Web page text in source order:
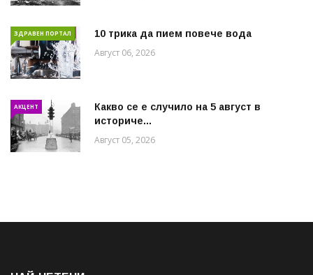
ЗДРАВЕН ПОРТАЛ 10 трика да пием повече вода
Август 06, 2026
АКЦЕНТ
Какво се е случило на 5 август в
историче...
Август 05, 2026